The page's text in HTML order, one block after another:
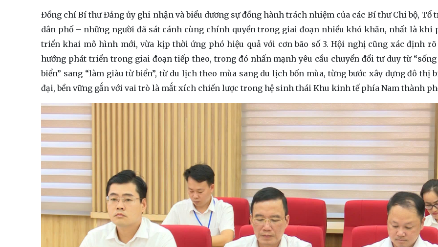
Đồng chí Bí thư Đảng ủy ghi nhận và biểu dương sự đồng hành trách nhiệm của các Bí thư Chi bộ, Tổ
dân phố – những người đã sát cánh cùng chính quyền trong giai đoạn nhiều khó khăn, nhất là khi
triển khai mô hình mới, vừa kịp thời ứng phó hiệu quả với cơn bão số 3. Hội nghị cũng xác định
hướng phát triển trong giai đoạn tiếp theo, trong đó nhấn mạnh yêu cầu chuyển đổi tư duy từ “sống
biển” sang “làm giàu từ biển”, từ du lịch theo mùa sang du lịch bốn mùa, từng bước xây dựng đô thị
đại, bền vững gắn với vai trò là mắt xích chiến lược trong hệ sinh thái Khu kinh tế phía Nam thành